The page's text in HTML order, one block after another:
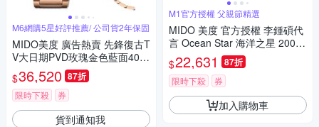
M6網購5星好評推薦/ 公司貨2年保固
MIDO美度 廣告熱賣 先鋒復古T
V大日期PVD玫瑰金色藍面40㎜
M6(M0495263304100)
$36,520 87折
限時下殺 券
貨到通知我
M1官方授權 父親節精選
MIDO 美度 官方授權 李鍾碩代
言 Ocean Star 海洋之星 200米
潛水機械錶 寵爸時刻 送禮推
薦-41mm M0269301705100
$22,631 87折
限時下殺 券
加入購物車